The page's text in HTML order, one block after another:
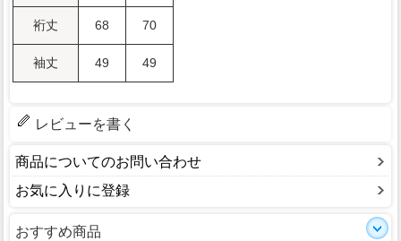
裄丈 68 70
袖丈 49 49
レビューを書く
商品についてのお問い合わせ
お気に入りに登録
おすすめ商品